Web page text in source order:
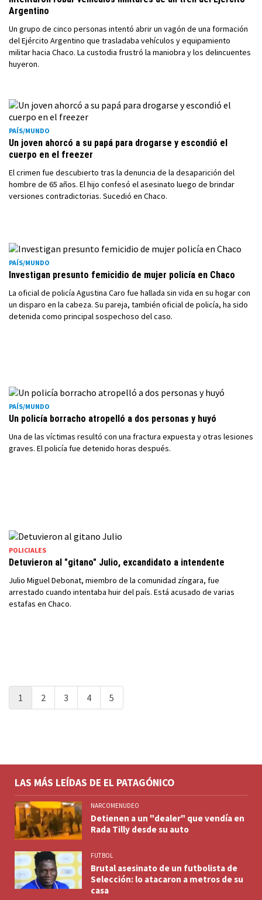
Argentino
Un grupo de cinco personas intentó abrir un vagón de una formación
del Ejército Argentino que trasladaba vehículos y equipamiento
militar hacia Chaco. La custodia frustró la maniobra y los delincuentes
huyeron.
PAÍS/MUNDO
Un joven ahorcó a su papá para drogarse y escondió el
cuerpo en el freezer
El crimen fue descubierto tras la denuncia de la desaparición del
hombre de 65 años. El hijo confesó el asesinato luego de brindar
versiones contradictorias. Sucedió en Chaco.
PAÍS/MUNDO
Investigan presunto femicidio de mujer policía en Chaco
La oficial de policía Agustina Caro fue hallada sin vida en su hogar con
un disparo en la cabeza. Su pareja, también oficial de policía, ha sido
detenida como principal sospechoso del caso.
PAÍS/MUNDO
Un policía borracho atropelló a dos personas y huyó
Una de las víctimas resultó con una fractura expuesta y otras lesiones
graves. El policía fue detenido horas después.
POLICIALES
Detuvieron al "gitano" Julio, excandidato a intendente
Julio Miguel Debonat, miembro de la comunidad zíngara, fue
arrestado cuando intentaba huir del país. Está acusado de varias
estafas en Chaco.
1 2 3 4 5
LAS MÁS LEÍDAS DE EL PATAGÓNICO
NARCOMENUDEO
Detienen a un "dealer" que vendía en
Rada Tilly desde su auto
FUTBOL
Brutal asesinato de un futbolista de
Selección: lo atacaron a metros de su
casa